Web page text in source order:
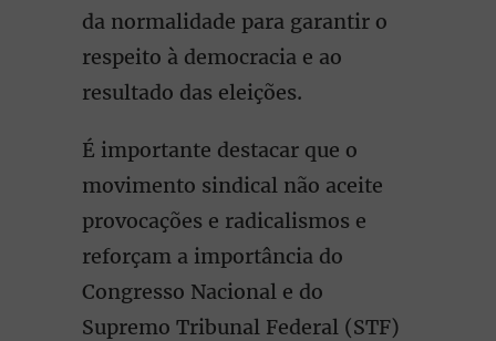
da normalidade para garantir o
respeito à democracia e ao
resultado das eleições.
É importante destacar que o
movimento sindical não aceite
provocações e radicalismos e
reforçam a importância do
Congresso Nacional e do
Supremo Tribunal Federal (STF)